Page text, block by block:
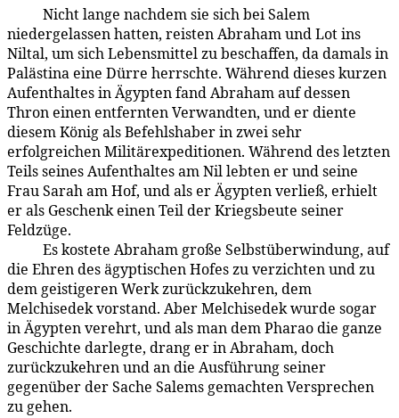
Nicht lange nachdem sie sich bei Salem
niedergelassen hatten, reisten Abraham und Lot ins
Niltal, um sich Lebensmittel zu beschaffen, da damals in
Palästina eine Dürre herrschte. Während dieses kurzen
Aufenthaltes in Ägypten fand Abraham auf dessen
Thron einen entfernten Verwandten, und er diente
diesem König als Befehlshaber in zwei sehr
erfolgreichen Militärexpeditionen. Während des letzten
Teils seines Aufenthaltes am Nil lebten er und seine
Frau Sarah am Hof, und als er Ägypten verließ, erhielt
er als Geschenk einen Teil der Kriegsbeute seiner
Feldzüge.
Es kostete Abraham große Selbstüberwindung, auf
die Ehren des ägyptischen Hofes zu verzichten und zu
dem geistigeren Werk zurückzukehren, dem
Melchisedek vorstand. Aber Melchisedek wurde sogar
in Ägypten verehrt, und als man dem Pharao die ganze
Geschichte darlegte, drang er in Abraham, doch
zurückzukehren und an die Ausführung seiner
gegenüber der Sache Salems gemachten Versprechen
zu gehen.